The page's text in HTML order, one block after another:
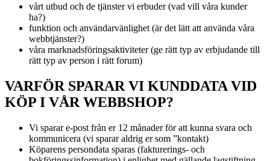
vårt utbud och de tjänster vi erbuder (vad vill våra kunder
ha?)
funktion och användarvänlighet (är det lätt att använda våra
webbtjänster?)
våra marknadsföringsaktiviteter (ge rätt typ av erbjudande till
rätt typ av person i rätt forum)
VARFÖR SPARAR VI KUNDDATA VID
KÖP I VÅR WEBBSHOP?
Vi sparar e-post från er 12 månader för att kunna svara och
kommunicera (vi sparar aldrig er som ”kontakt)
Köparens persondata sparas (fakturerings- och